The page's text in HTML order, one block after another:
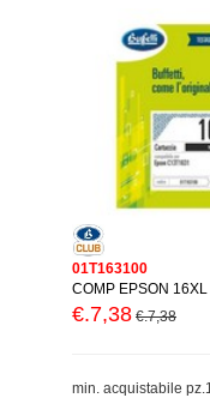
01T163100
COMP EPSON
€.7,38 €.7,38
min. acquistabile pz.1